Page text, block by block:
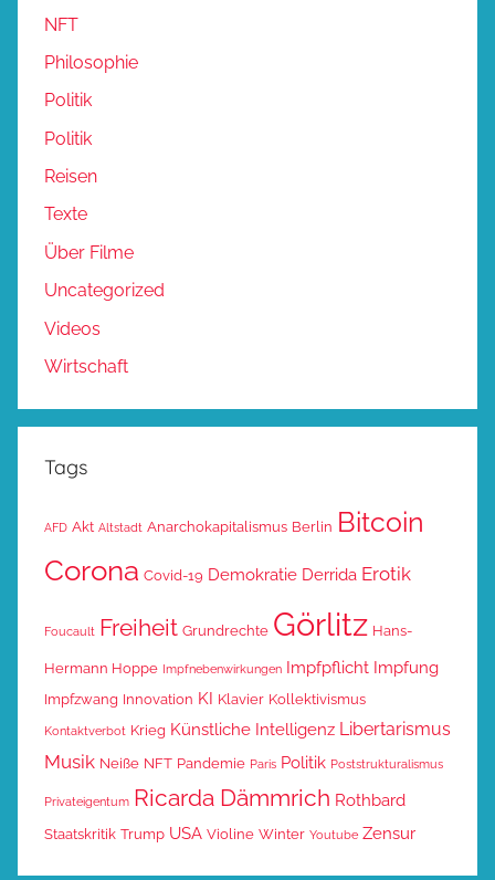
NFT
Philosophie
Politik
Politik
Reisen
Texte
Über Filme
Uncategorized
Videos
Wirtschaft
Tags
AFD Akt Altstadt Anarchokapitalismus Berlin Bitcoin
Corona Covid-19 Demokratie Derrida Erotik
Foucault Freiheit Grundrechte Görlitz Hans-
Hermann Hoppe Impfnebenwirkungen Impfpflicht Impfung
Impfzwang Innovation KI Klavier Kollektivismus
Kontaktverbot Krieg Künstliche Intelligenz Libertarismus
Musik Neiße NFT Pandemie Paris Politik Poststrukturalismus
Privateigentum Ricarda Dämmrich Rothbard
Staatskritik Trump USA Violine Winter Youtube Zensur